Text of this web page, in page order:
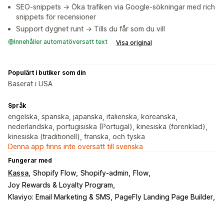
SEO-snippets → Öka trafiken via Google-sökningar med rich
snippets för recensioner
Support dygnet runt → Tills du får som du vill
Innehåller automatöversatt text Visa original
Populärt i butiker som din
Baserat i USA
Språk
engelska, spanska, japanska, italienska, koreanska,
nederländska, portugisiska (Portugal), kinesiska (förenklad),
kinesiska (traditionell), franska, och tyska
Denna app finns inte översatt till svenska
Fungerar med
Kassa Shopify Flow Shopify-admin
Flow
Joy Rewards & Loyalty Program
Klaviyo: Email Marketing & SMS
PageFly Landing Page Builder